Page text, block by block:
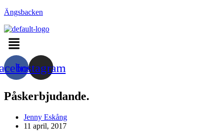
Hoppa
innehållet
Ängsbacken
Menu
Instagram
Påskerbjudande.
Inläggsförfattare:
Jenny Eskång
Inlägget
11 april, 2017